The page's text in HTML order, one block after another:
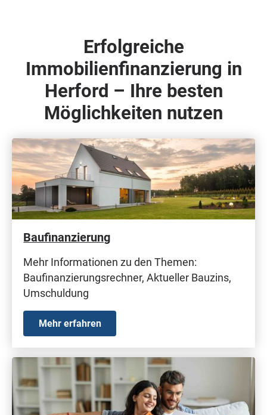
Erfolgreiche
Immobilienfinanzierung in
Herford – Ihre besten
Möglichkeiten nutzen
Baufinanzierung
Mehr Informationen zu den Themen:
Baufinanzierungsrechner, Aktueller Bauzins,
Umschuldung
Mehr erfahren